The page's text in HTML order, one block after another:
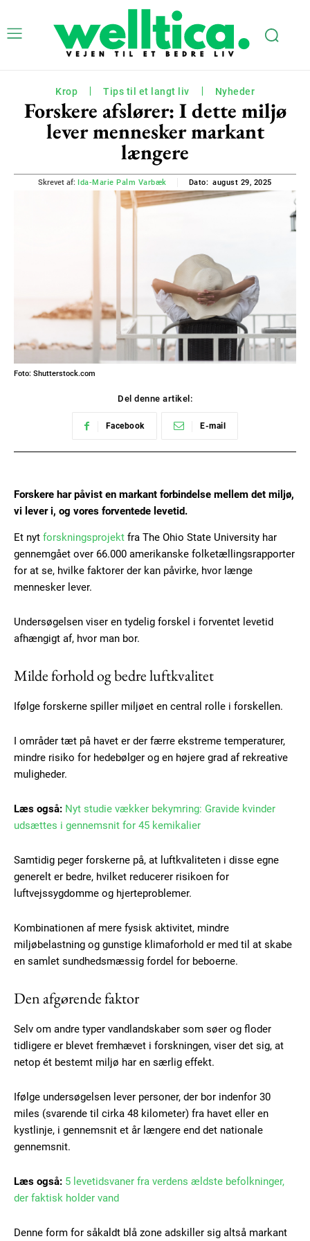
Subscription Plans
Krop Tips til et langt liv Nyheder
Forskere afslører: I dette miljø
lever mennesker markant
længere
Skrevet af: Ida-Marie Palm Varbæk Dato: august 29, 2025
Foto: Shutterstock.com
Del denne artikel:
Facebook E-mail
Forskere har påvist en markant forbindelse mellem det miljø,
vi lever i, og vores forventede levetid.
Et nyt forskningsprojekt fra The Ohio State University har
gennemgået over 66.000 amerikanske folketællingsrapporter
for at se, hvilke faktorer der kan påvirke, hvor længe
mennesker lever.
Undersøgelsen viser en tydelig forskel i forventet levetid
afhængigt af, hvor man bor.
Milde forhold og bedre luftkvalitet
Ifølge forskerne spiller miljøet en central rolle i forskellen.
I områder tæt på havet er der færre ekstreme temperaturer,
mindre risiko for hedebølger og en højere grad af rekreative
muligheder.
Læs også: Nyt studie vækker bekymring: Gravide kvinder
udsættes i gennemsnit for 45 kemikalier
Samtidig peger forskerne på, at luftkvaliteten i disse egne
generelt er bedre, hvilket reducerer risikoen for
luftvejssygdomme og hjerteproblemer.
Kombinationen af mere fysisk aktivitet, mindre
miljøbelastning og gunstige klimaforhold er med til at skabe
en samlet sundhedsmæssig fordel for beboerne.
Den afgørende faktor
Selv om andre typer vandlandskaber som søer og floder
tidligere er blevet fremhævet i forskningen, viser det sig, at
netop ét bestemt miljø har en særlig effekt.
Ifølge undersøgelsen lever personer, der bor indenfor 30
miles (svarende til cirka 48 kilometer) fra havet eller en
kystlinje, i gennemsnit et år længere end det nationale
gennemsnit.
Læs også: 5 levetidsvaner fra verdens ældste befolkninger,
der faktisk holder vand
Denne form for såkaldt blå zone adskiller sig altså markant